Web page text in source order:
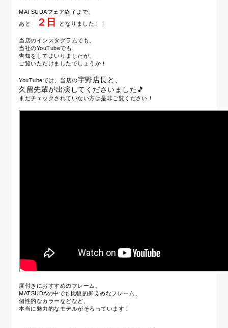
MATSUDAフェア終了まで、
あと
２日 となりました！！
当店のインスタグラムでも、
当社のYouTubeでも、
告知をしてまいりましたが、
ご覧いただけましたでしょうか！
YouTubeでは、当店の宇野店長と、
久留先輩が出演してくださいました🎵
まだチェックされていない方は是非ご覧ください！
度付きにおすすめのフレーム、
MATSUDAの中でも比較的抑えめなフレーム、
個性的なカラーなどなど、
本当に魅力的なモデルがそろっています！